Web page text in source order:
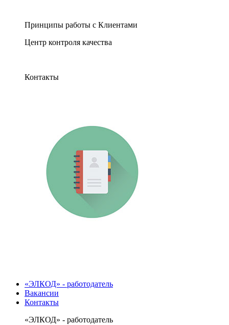
Принципы работы с Клиентами
Центр контроля качества
Контакты
«ЭЛКОД» - работодатель
Вакансии
Контакты
«ЭЛКОД» - работодатель